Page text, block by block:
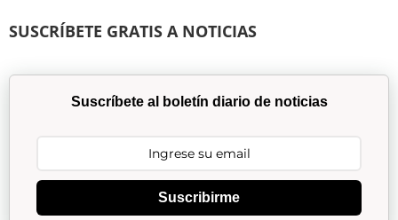
SUSCRÍBETE GRATIS A NOTICIAS
Suscríbete al boletín diario de noticias
Suscribirme